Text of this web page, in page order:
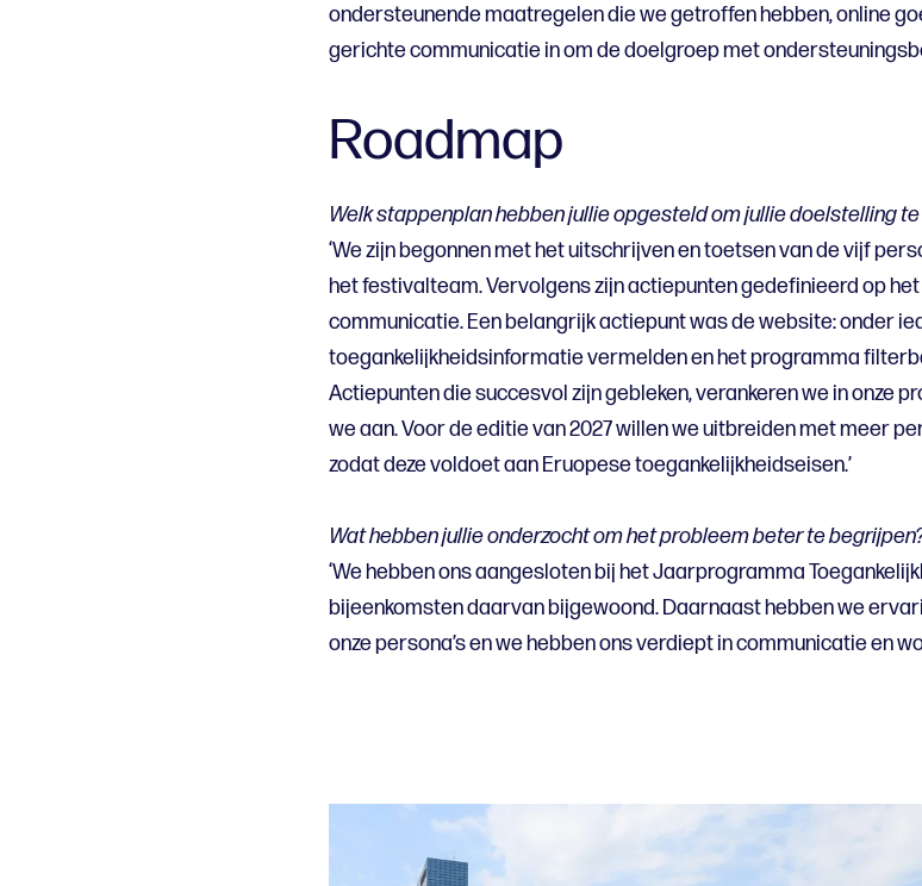
ondersteunende maatregelen die we getroffen hebben, online
gerichte communicatie in om de doelgroep met
Roadmap
Welk stappenplan hebben jullie opgesteld om jullie doelstelling
‘We zijn begonnen met het uitschrijven en toetsen van de vijf
het festivalteam. Vervolgens zijn actiepunten gedefinieerd op
communicatie. Een belangrijk actiepunt was de website: onder
toegankelijkheidsinformatie vermelden en het programma
Actiepunten die succesvol zijn gebleken, verankeren we in onze
we aan. Voor de editie van 2027 willen we uitbreiden met meer
zodat deze voldoet aan Eruopese toegankelijkheidseisen.’
Wat hebben jullie onderzocht om het probleem beter te
‘We hebben ons aangesloten bij het Jaarprogramma
bijeenkomsten daarvan bijgewoond. Daarnaast hebben we
onze persona’s en we hebben ons verdiept in communicatie en